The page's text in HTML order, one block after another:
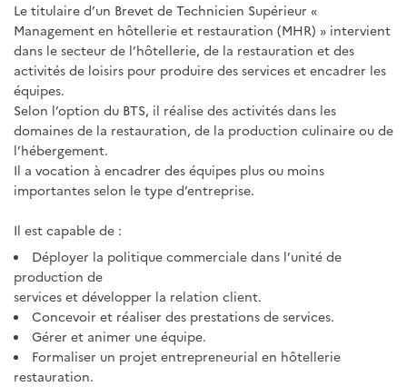
Le titulaire d’un Brevet de Technicien Supérieur «
Management en hôtellerie et restauration (MHR) » intervient
dans le secteur de l’hôtellerie, de la restauration et des
activités de loisirs pour produire des services et encadrer les
équipes.
Selon l’option du BTS, il réalise des activités dans les
domaines de la restauration, de la production culinaire ou de
l’hébergement.
Il a vocation à encadrer des équipes plus ou moins
importantes selon le type d’entreprise.
Il est capable de :
Déployer la politique commerciale dans l’unité de
production de
services et développer la relation client.
Concevoir et réaliser des prestations de services.
Gérer et animer une équipe.
Formaliser un projet entrepreneurial en hôtellerie
restauration.